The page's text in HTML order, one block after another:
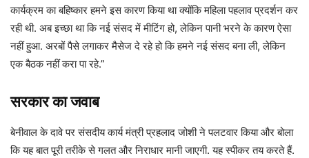
कार्यक्रम का बहिष्कार हमने इस कारण किया था क्योंकि महिला पहलाव प्रदर्शन कर
रही थी. अब इच्छा था कि नई संसद में मीटिंग हो, लेकिन पानी भरने के कारण ऐसा
नहीं हुआ. अरबों पैसे लगाकर मैसेज दे रहे हो कि हमने नई संसद बना ली, लेकिन
एक बैठक नहीं करा पा रहे.”
सरकार का जवाब
बेनीवाल के दावे पर संसदीय कार्य मंत्री प्रहलाद जोशी ने पलटवार किया और बोला
कि यह बात पूरी तरीके से गलत और निराधार मानी जाएगी. यह स्पीकर तय करते हैं.